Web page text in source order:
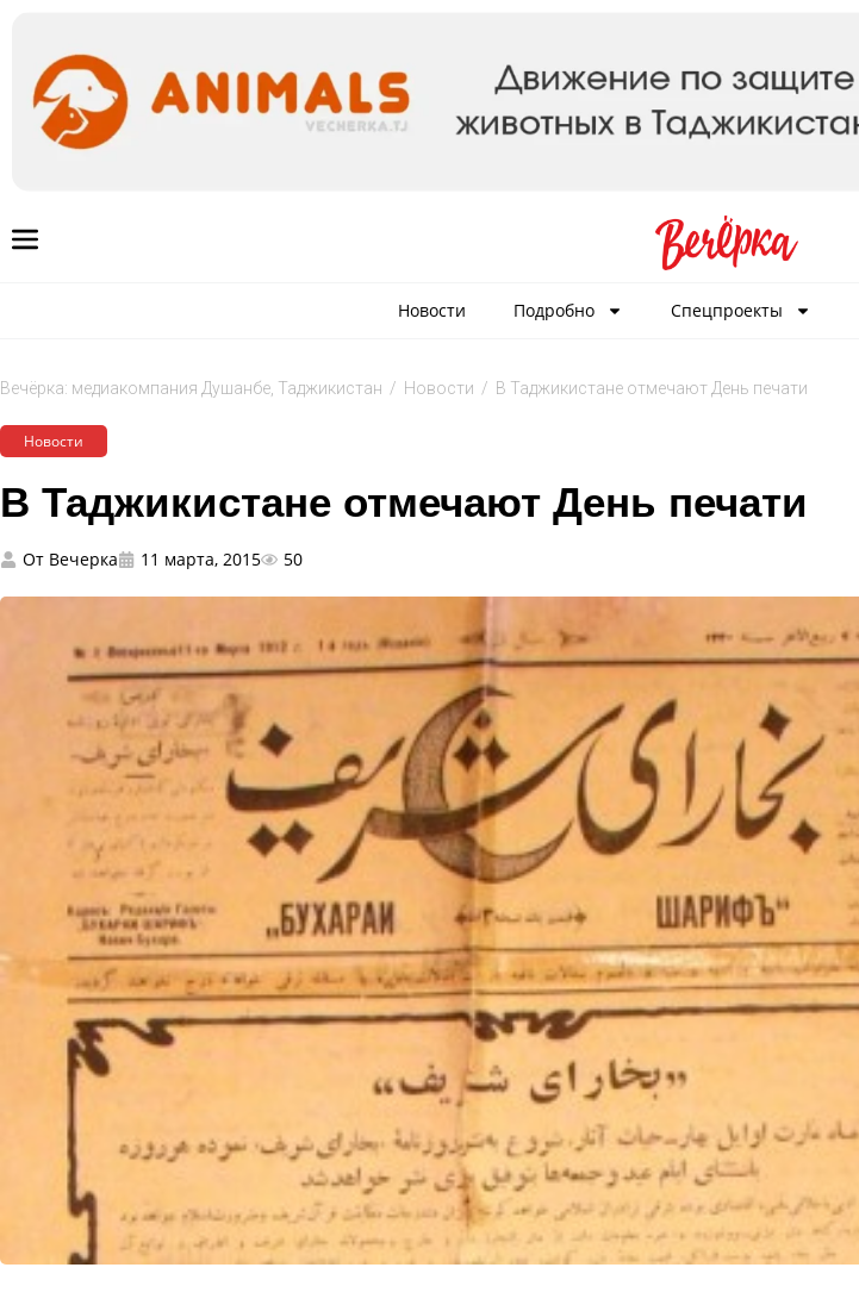
Новости Подробно Спецпроекты
Вечёрка: медиакомпания Душанбе, Таджикистан / Новости / В Таджикистане отмечают День печати
Новости
В Таджикистане отмечают День печати
От Вечерка 11 марта, 2015 50